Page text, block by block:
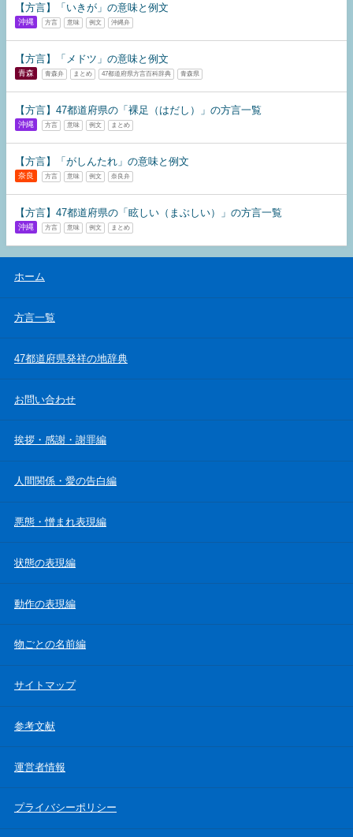
【方言】「いきが」の意味と例文
沖縄 方言 意味 例文 沖縄弁
【方言】「メドツ」の意味と例文
青森 青森弁 まとめ 47都道府県方言百科辞典 青森県
【方言】47都道府県の「裸足（はだし）」の方言一覧
沖縄 方言 意味 例文 まとめ
【方言】「がしんたれ」の意味と例文
奈良 方言 意味 例文 奈良弁
【方言】47都道府県の「眩しい（まぶしい）」の方言一覧
沖縄 方言 意味 例文 まとめ
ホーム
方言一覧
47都道府県発祥の地辞典
お問い合わせ
挨拶・感謝・謝罪編
人間関係・愛の告白編
悪態・憎まれ表現編
状態の表現編
動作の表現編
物ごとの名前編
サイトマップ
参考文献
運営者情報
プライバシーポリシー